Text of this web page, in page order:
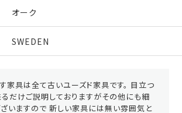
オーク
SWEDEN
家具は全て古いユーズド家具です。 目立つ
だけご説明しておりますがその他にも細
いますので 新しい家具には無い雰囲気と